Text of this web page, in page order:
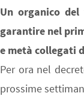
Un organico
garantire nel
e metà collegati
Per ora nel
prossime